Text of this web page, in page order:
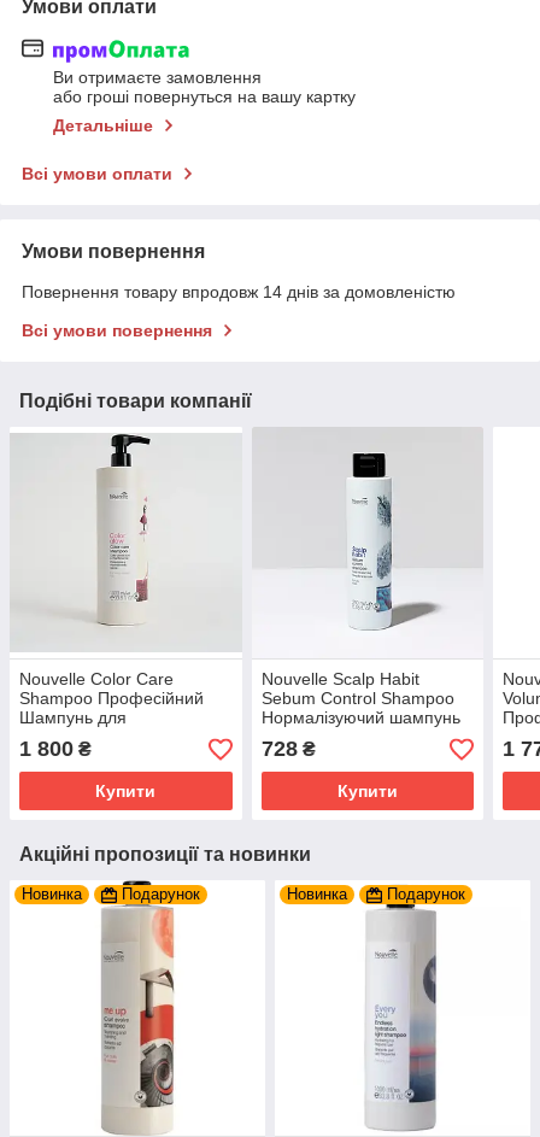
Умови оплати
Ви отримаєте замовлення
або гроші повернуться на вашу картку
Детальніше
Всі умови оплати
Умови повернення
Повернення товару впродовж 14 днів за домовленістю
Всі умови повернення
Подібні товари компанії
Nouvelle Color Care
Shampoo Професійний
Шампунь для
фарбованого волосся
1000 мл.
1 800 ₴
Купити
Nouvelle Scalp Habit
Sebum Control Shampoo
Нормалізуючий шампунь
для жирної шкіри голови
та волосся 250 мл.
728₴
Купити
для
мл.
1
Акційні пропозиції та новинки
Новинка Подарунок Новинка Подарунок